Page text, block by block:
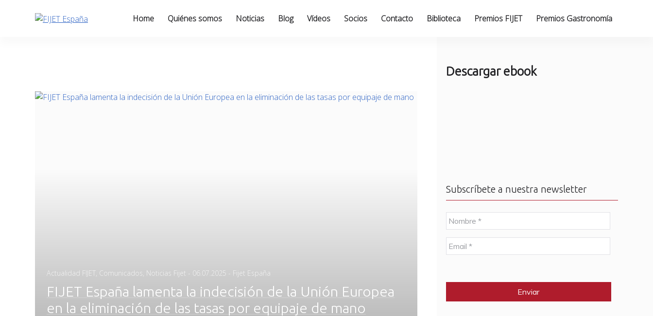
Home Quiénes somos Noticias Blog Vídeos Socios Contacto Biblioteca Premios FIJET Premios Gastronomía
Actualidad FIJET, Comunicados, Noticias Fijet - Posted
06.07.2025 - Fijet España
FIJET España lamenta la indecisión de la Unión Europea
en la eliminación de las tasas por equipaje de mano
Descargar ebook
Subscríbete a nuestra newsletter
N
o
m
b
r
E
m
l